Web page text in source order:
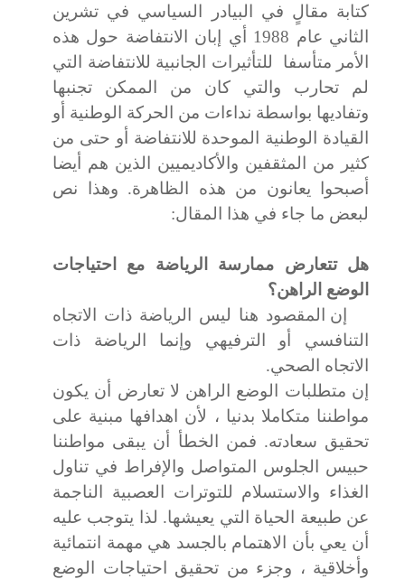
كتابة مقالٍ في البيادر السياسي في تشرين
الثاني عام 1988 أي إبان الانتفاضة حول هذه
الأمر متأسفا
للتأثيرات الجانبية للانتفاضة التي
لم تحارب والتي كان من الممكن تجنبها
وتفاديها بواسطة نداءات من الحركة الوطنية أو
القيادة الوطنية الموحدة للانتفاضة أو حتى من
كثير من المثقفين والأكاديميين الذين هم أيضا
أصبحوا يعانون من هذه الظاهرة. وهذا نص
لبعض ما جاء في هذا المقال:
هل تتعارض ممارسة الرياضة مع احتياجات
الوضع الراهن؟
إن المقصود هنا ليس الرياضة ذات الاتجاه
التنافسي أو الترفيهي وإنما الرياضة ذات
الاتجاه الصحي.
إن متطلبات الوضع الراهن لا تعارض أن يكون
مواطننا متكاملا بدنيا ، لأن اهدافها مبنية على
تحقيق سعادته. فمن الخطأ أن يبقى مواطننا
حبيس الجلوس المتواصل والإفراط في تناول
الغذاء والاستسلام للتوترات العصبية الناجمة
عن طبيعة الحياة التي يعيشها. لذا يتوجب عليه
أن يعي بأن الاهتمام بالجسد هي مهمة انتمائية
وأخلاقية ، وجزء من تحقيق احتياجات الوضع